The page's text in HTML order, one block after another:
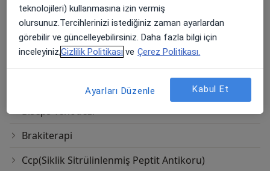
Ağrı Pompası
Batık Tırnak Tedavisi
Bebek Kalça Ultrasonu
Bel Cerrahisi(Minimal Invaziv Lomber Spinal Füzyon)
Biseps Tenodezi
Brakiterapi
Ccp(Siklik Sitrülinlenmiş Peptit Antikoru)
teknolojileri) kullanmasına izin vermiş
olursunuz.Tercihlerinizi istediğiniz zaman ayarlardan
görebilir ve güncelleyebilirsiniz. Daha fazla bilgi için
inceleyiniz,Gizlilik Politikası ve Çerez Politikası.
Ayarları Düzenle Kabul Et